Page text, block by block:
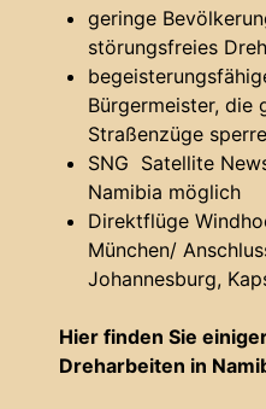
geringe
störungsfreies
Bürgermeister, die
Straßenzüge
SNG Satellite
Namibia möglich
Direktflüge
München/
Johannesburg,
Hier finden Sie
Dreharbeiten in